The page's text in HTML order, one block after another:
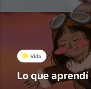
Vida
Lo que